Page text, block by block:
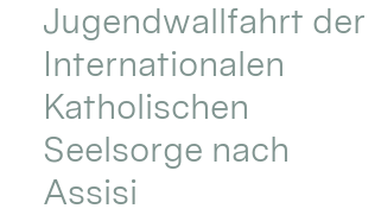
Jugendwallfahrt der
Internationalen
Katholischen
Seelsorge nach
Assisi